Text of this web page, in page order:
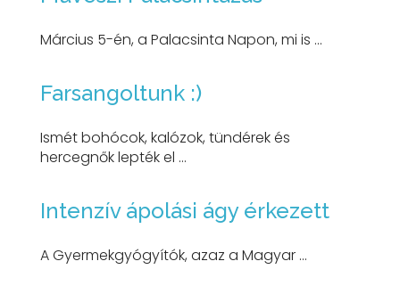
Március 5-én, a Palacsinta Napon, mi is ...
Farsangoltunk :)
Ismét bohócok, kalózok, tündérek és
hercegnők lepték el ...
Intenzív ápolási ágy érkezett
A Gyermekgyógyítók, azaz a Magyar ...